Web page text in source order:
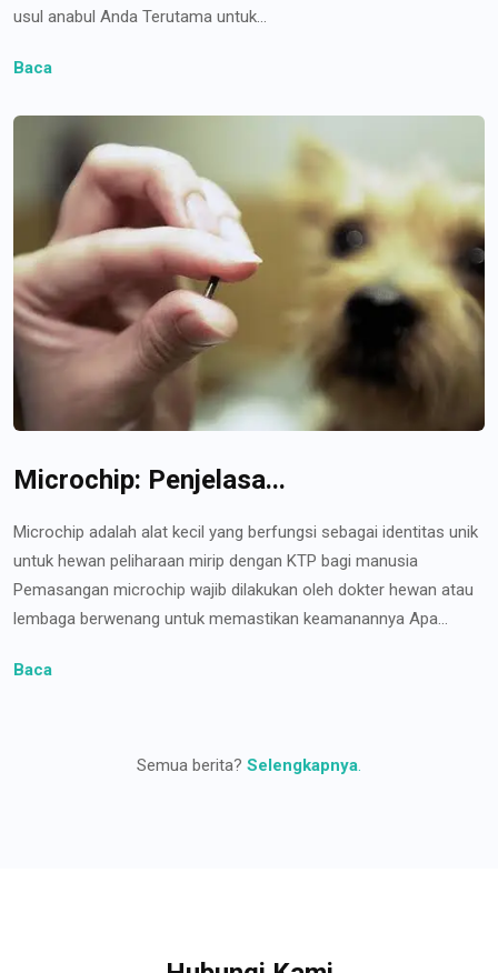
usul anabul Anda Terutama untuk...
Baca
Microchip: Penjelasa...
Microchip adalah alat kecil yang berfungsi sebagai identitas unik
untuk hewan peliharaan mirip dengan KTP bagi manusia
Pemasangan microchip wajib dilakukan oleh dokter hewan atau
lembaga berwenang untuk memastikan keamanannya Apa...
Baca
Semua berita? Selengkapnya.